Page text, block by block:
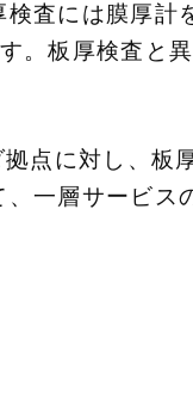
査には膜厚計
。板厚検査と
点に対し、板
一層サービス